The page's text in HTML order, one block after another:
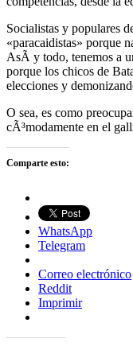
Socialistas y populares
«paracaidistas» porque
AsÃ­ y todo, tenemos a
porque los chicos de
elecciones y
O sea, es como
cÃ³modamente en el
Comparte esto:
WhatsApp
Telegram
Correo electrónico
Reddit
Imprimir